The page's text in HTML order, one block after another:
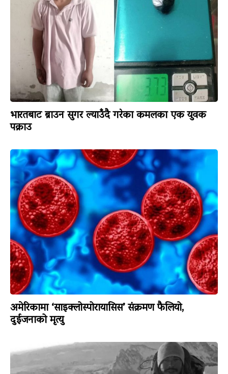
भारतबाट ब्राउन सुगर ल्याउँदै गरेका कमलका एक युवक
पक्राउ
अमेरिकामा ‘साइक्लोस्पोरायासिस’ संक्रमण फैलियो,
दुईजनाको मृत्यु